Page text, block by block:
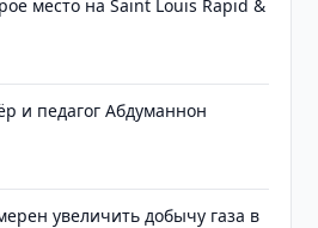
место на Saint Louis Rapid &
и педагог Абдуманнон
увеличить добычу газа в